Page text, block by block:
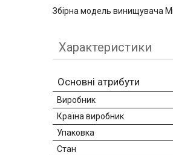
Збірна модель винищувача
Характеристики
Основні атрибути
Виробник
Країна виробник
Упаковка
Стан